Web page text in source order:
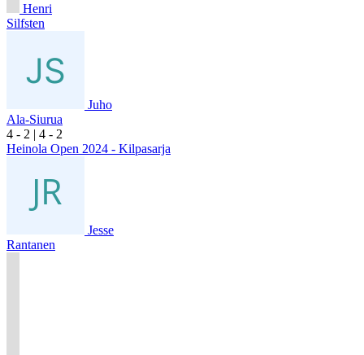
Henri
Silfsten
Juho
Ala-Siurua
4 - 2 | 4 - 2
Heinola Open 2024 - Kilpasarja
Jesse
Rantanen